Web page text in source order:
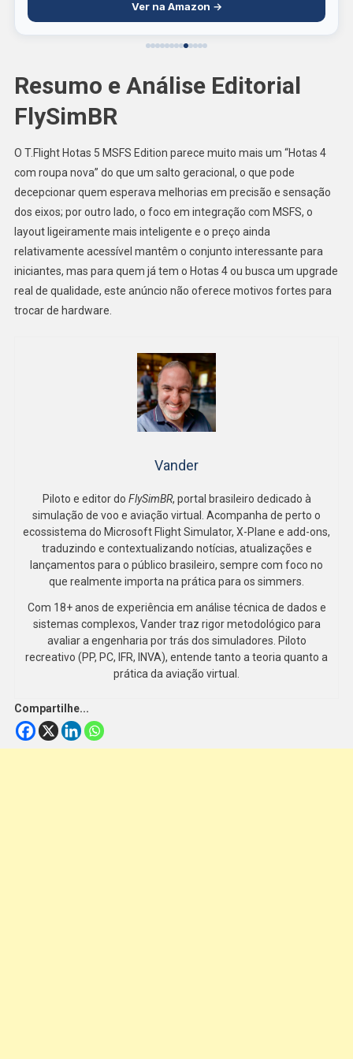
Ver na Amazon →
Resumo e Análise Editorial
FlySimBR
O T.Flight Hotas 5 MSFS Edition parece muito mais um “Hotas 4
com roupa nova” do que um salto geracional, o que pode
decepcionar quem esperava melhorias em precisão e sensação
dos eixos; por outro lado, o foco em integração com MSFS, o
layout ligeiramente mais inteligente e o preço ainda
relativamente acessível mantêm o conjunto interessante para
iniciantes, mas para quem já tem o Hotas 4 ou busca um upgrade
real de qualidade, este anúncio não oferece motivos fortes para
trocar de hardware.
Vander
Piloto e editor do FlySimBR, portal brasileiro dedicado à
simulação de voo e aviação virtual. Acompanha de perto o
ecossistema do Microsoft Flight Simulator, X-Plane e add-ons,
traduzindo e contextualizando notícias, atualizações e
lançamentos para o público brasileiro, sempre com foco no
que realmente importa na prática para os simmers.
Com 18+ anos de experiência em análise técnica de dados e
sistemas complexos, Vander traz rigor metodológico para
avaliar a engenharia por trás dos simuladores. Piloto
recreativo (PP, PC, IFR, INVA), entende tanto a teoria quanto a
prática da aviação virtual.
Compartilhe...